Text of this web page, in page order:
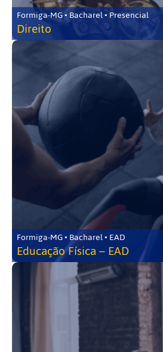
Formiga-MG • Bacharel • Presencial
Direito
Formiga-MG • Bacharel • EAD
Educação Física – EAD